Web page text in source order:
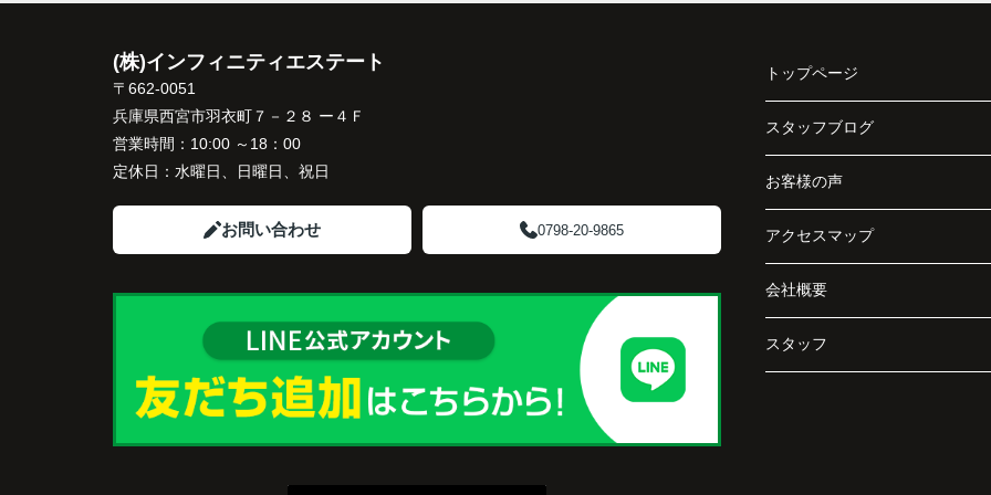
住み替え先とのスケジュールや資金計画まで丁
寧にサポートしてくださいました。
販売活動では、西宮北口駅へのアクセス、阪急
将来も安心して暮らせる住環境を詳しく紹介し
ていただきました。
購入されたご家族は、
「子育てにも便利で、とても住みやすそうです
ね。」
住み替え後は掃除の時間も短くなり、夫婦で外
これからの暮らしを前向きに考えられるように
「立地も良く、長期保有したい物件です。」
ことになりました。
長年守ってきた資産を安心して引き継ぐことが
でき、家族全員が納得できる売却となりまし
た。
(株)インフィニティエステート
〒662-0051
兵庫県西宮市羽衣町７－２８ ー４Ｆ
営業時間： 10:00 ～18：00
定休日： 水曜日、日曜日、祝日
お問い合わせ 0798-20-9865
トップページ
スタッフブログ
お客様の声
アクセスマップ
会社概要
スタッフ